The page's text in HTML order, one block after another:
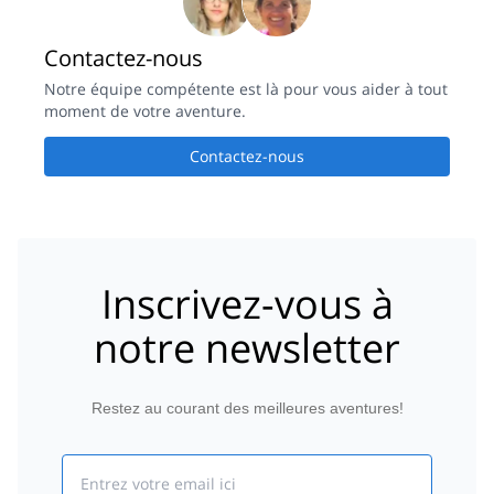
Contactez-nous
Notre équipe compétente est là pour vous aider à tout
moment de votre aventure.
Contactez-nous
Inscrivez-vous à
notre newsletter
Restez au courant des meilleures aventures!